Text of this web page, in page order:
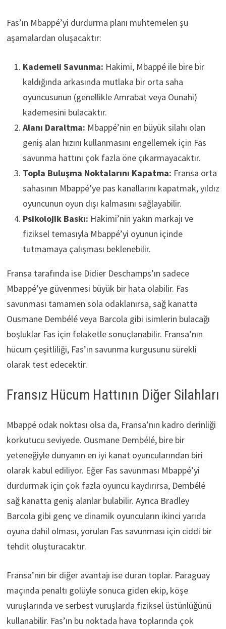
Fas’ın Mbappé’yi durdurma planı muhtemelen şu
aşamalardan oluşacaktır:
Kademeli Savunma: Hakimi, Mbappé ile bire bir
kaldığında arkasında mutlaka bir orta saha
oyuncusunun (genellikle Amrabat veya Ounahi)
kademesini bulacaktır.
Alanı Daraltma: Mbappé’nin en büyük silahı olan
geniş alan hızını kullanmasını engellemek için Fas
savunma hattını çok fazla öne çıkarmayacaktır.
Topla Buluşma Noktalarını Kapatma: Fransa orta
sahasının Mbappé’ye pas kanallarını kapatmak, yıldız
oyuncunun oyun dışı kalmasını sağlayabilir.
Psikolojik Baskı: Hakimi’nin yakın markajı ve
fiziksel temasıyla Mbappé’yi oyunun içinde
tutmamaya çalışması beklenebilir.
Fransa tarafında ise Didier Deschamps’ın sadece
Mbappé’ye güvenmesi büyük bir hata olabilir. Fas
savunması tamamen sola odaklanırsa, sağ kanatta
Ousmane Dembélé veya Barcola gibi isimlerin bulacağı
boşluklar Fas için felaketle sonuçlanabilir. Fransa’nın
hücum çeşitliliği, Fas’ın savunma kurgusunu sürekli
olarak test edecektir.
Fransız Hücum Hattının Diğer Silahları
Mbappé odak noktası olsa da, Fransa’nın kadro derinliği
korkutucu seviyede. Ousmane Dembélé, bire bir
yeteneğiyle dünyanın en iyi kanat oyuncularından biri
olarak kabul ediliyor. Eğer Fas savunması Mbappé’yi
durdurmak için çok fazla oyuncu kaydırırsa, Dembélé
sağ kanatta geniş alanlar bulabilir. Ayrıca Bradley
Barcola gibi genç ve dinamik oyuncuların ikinci yarıda
oyuna dahil olması, yorulan Fas savunması için ciddi bir
tehdit oluşturacaktır.
Fransa’nın bir diğer avantajı ise duran toplar. Paraguay
maçında penaltı golüyle sonuca giden ekip, köşe
vuruşlarında ve serbest vuruşlarda fiziksel üstünlüğünü
kullanabilir. Fas’ın bu noktada hava toplarında çok